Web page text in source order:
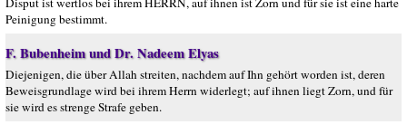
Peinigung bestimmt.
F. Bubenheim und Dr. Nadeem Elyas
Diejenigen, die über Allah streiten, nachdem auf Ihn gehört worden ist, deren
Beweisgrundlage wird bei ihrem Herrn widerlegt; auf ihnen liegt Zorn, und für
sie wird es strenge Strafe geben.